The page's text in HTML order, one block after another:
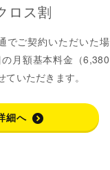
ロス割
でご契約いただいた場
月額基本料金（6,380
いただきます。
細へ